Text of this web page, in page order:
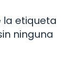
la etiqueta
ninguna